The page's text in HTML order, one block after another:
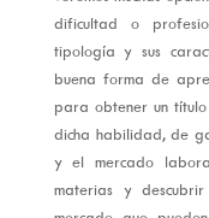
dificultad o
tipología y sus
buena forma de
para obtener un título
dicha habilidad, de
y el mercado
materias y